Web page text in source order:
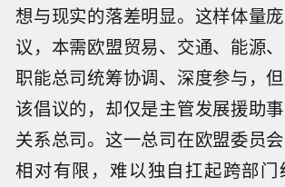
想与现实的落差明显。这样体量
议，本需欧盟贸易、交通、能源
职能总司统筹协调、深度参与，
该倡议的，却仅是主管发展援助
关系总司。这一总司在欧盟委员
相对有限，难以独自扛起跨部